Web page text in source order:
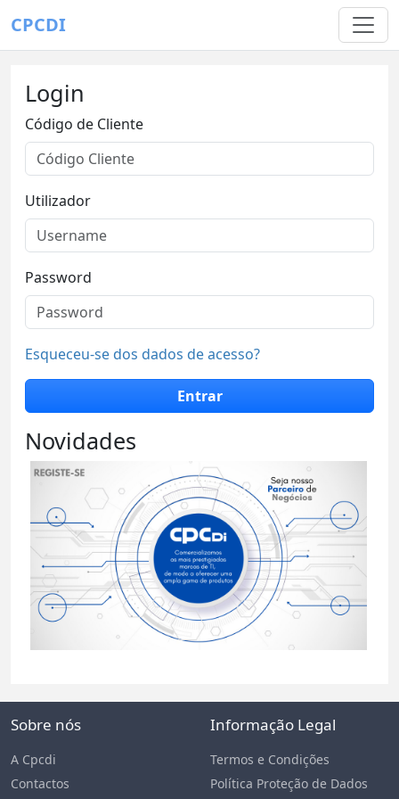
CPCDI
Login
Código de Cliente
Utilizador
Password
Esqueceu-se dos dados de acesso?
Entrar
Novidades
Sobre nós
A Cpcdi
Contactos
Informação Legal
Termos e Condições
Política Proteção de Dados